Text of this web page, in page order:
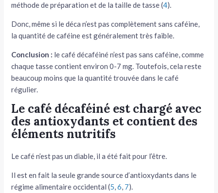
méthode de préparation et de la taille de tasse (4).
Donc, même si le déca n’est pas complètement sans caféine,
la quantité de caféine est généralement très faible.
Conclusion : le café décaféiné n’est pas sans caféine, comme
chaque tasse contient environ 0-7 mg. Toutefois, cela reste
beaucoup moins que la quantité trouvée dans le café
régulier.
Le café décaféiné est chargé avec
des antioxydants et contient des
éléments nutritifs
Le café n’est pas un diable, il a été fait pour l’être.
Il est en fait la seule grande source d’antioxydants dans le
régime alimentaire occidental (5,6, 7).